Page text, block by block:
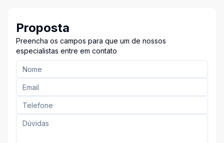
Proposta
Preencha os campos para que um de nossos
especialistas entre em contato